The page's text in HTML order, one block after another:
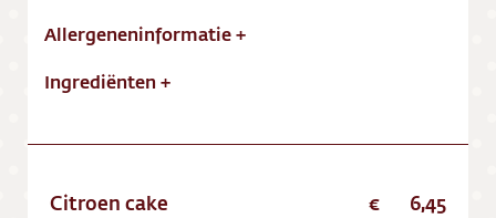
Allergeneninformatie+
Ingrediënten +
Citroen cake 6,45